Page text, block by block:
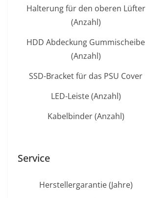
Halterung für den oberen Lüfter
(Anzahl)
HDD Abdeckung Gummischeibe
(Anzahl)
SSD-Bracket für das PSU Cover
LED-Leiste (Anzahl)
Kabelbinder (Anzahl)
Service
Herstellergarantie (Jahre)